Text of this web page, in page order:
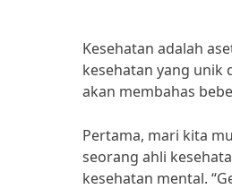
Kesehatan adalah
kesehatan yang unik
akan membahas
Pertama, mari kita
seorang ahli
kesehatan mental.